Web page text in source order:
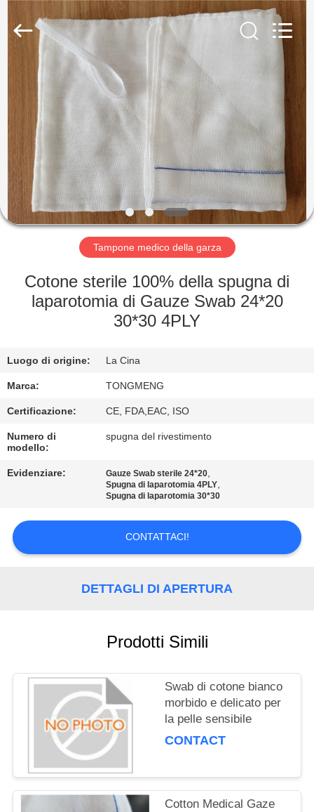
CASA
PRODOTTI
CIRCA
NOI
GIRO
FABBRICA
CONTROLLO
QUALITÀ
CONTATTICI
RICHIEDA
UNA
CITAZIONE
MAPPA
Co.,Ltd.
Tampone medico della garza
Cotone sterile 100% della spugna di
laparotomia di Gauze Swab 24*20
30*30 4PLY
Luogo di origine: La Cina
Marca: TONGMENG
Certificazione: CE, FDA,EAC, ISO
Numero di
modello:
spugna del rivestimento
Evidenziare: Gauze Swab sterile 24*20,
Spugna di laparotomia 4PLY,
Spugna di laparotomia 30*30
CONTATTACI!
DETTAGLI DI APERTURA
Prodotti Simili
Swab di cotone bianco
morbido e delicato per
la pelle sensibile
CONTACT
Cotton Medical Gaze